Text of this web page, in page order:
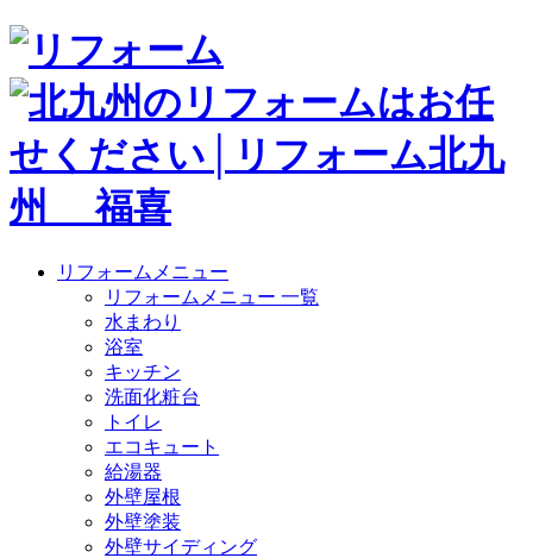
リフォームメニュー
リフォームメニュー 一覧
水まわり
浴室
キッチン
洗面化粧台
トイレ
エコキュート
給湯器
外壁屋根
外壁塗装
外壁サイディング